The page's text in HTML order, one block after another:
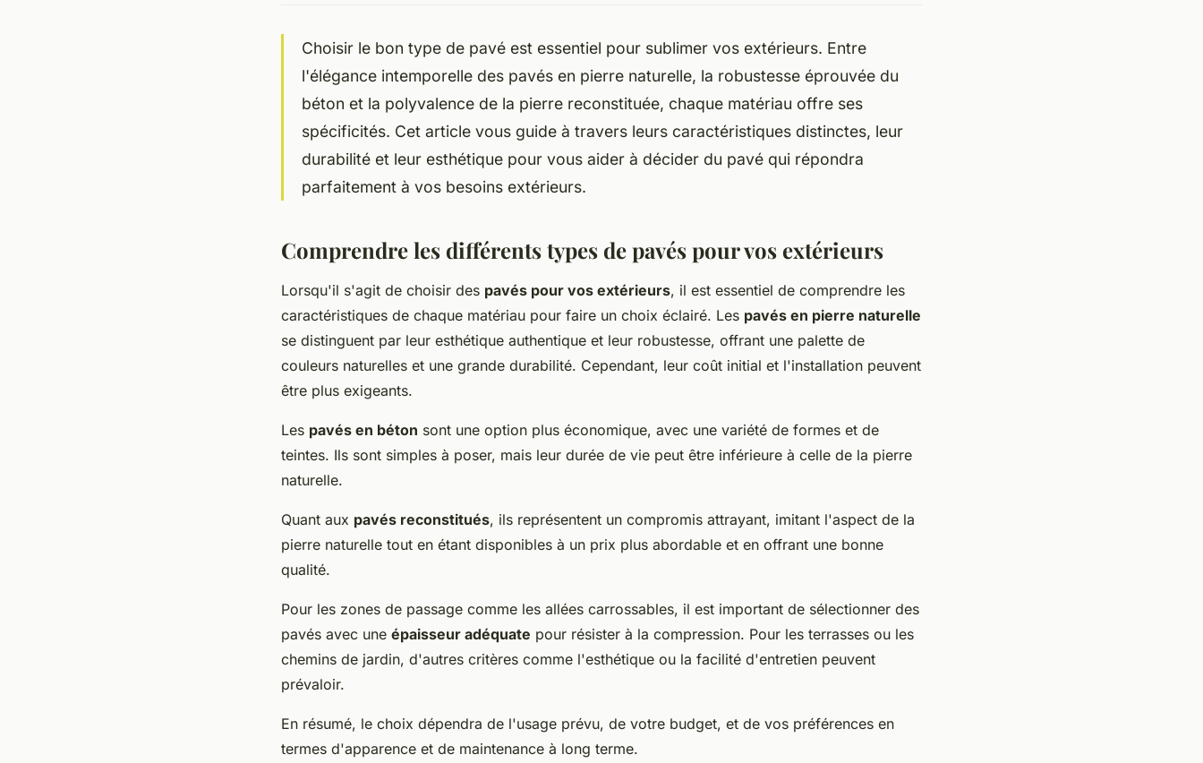
Choisir le bon type de pavé est essentiel pour sublimer vos extérieurs. Entre
l'élégance intemporelle des pavés en pierre naturelle, la robustesse éprouvée du
béton et la polyvalence de la pierre reconstituée, chaque matériau offre ses
spécificités. Cet article vous guide à travers leurs caractéristiques distinctes, leur
durabilité et leur esthétique pour vous aider à décider du pavé qui répondra
parfaitement à vos besoins extérieurs.
Comprendre les différents types de pavés pour vos extérieurs
Lorsqu'il s'agit de choisir des pavés pour vos extérieurs, il est essentiel de comprendre les
caractéristiques de chaque matériau pour faire un choix éclairé. Les pavés en pierre naturelle
se distinguent par leur esthétique authentique et leur robustesse, offrant une palette de
couleurs naturelles et une grande durabilité. Cependant, leur coût initial et l'installation peuvent
être plus exigeants.
Les pavés en béton sont une option plus économique, avec une variété de formes et de
teintes. Ils sont simples à poser, mais leur durée de vie peut être inférieure à celle de la pierre
naturelle.
Quant aux pavés reconstitués, ils représentent un compromis attrayant, imitant l'aspect de la
pierre naturelle tout en étant disponibles à un prix plus abordable et en offrant une bonne
qualité.
Pour les zones de passage comme les allées carrossables, il est important de sélectionner des
pavés avec une épaisseur adéquate pour résister à la compression. Pour les terrasses ou les
chemins de jardin, d'autres critères comme l'esthétique ou la facilité d'entretien peuvent
prévaloir.
En résumé, le choix dépendra de l'usage prévu, de votre budget, et de vos préférences en
termes d'apparence et de maintenance à long terme.